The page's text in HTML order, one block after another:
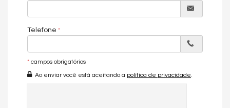
Sala de Jogos
Salão de Festas
Piscina
Portão Eletrônico
Playground
Telefone
* campos obrigatórios
Ao enviar você está aceitando a política de privacidade.